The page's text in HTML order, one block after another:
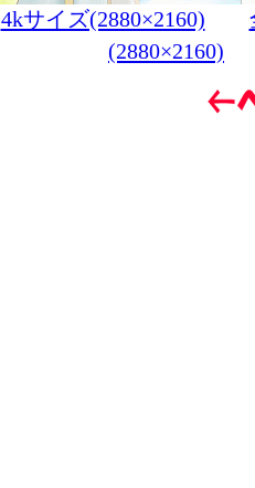
4kサイズ(2880×2160)
(2880×2160)